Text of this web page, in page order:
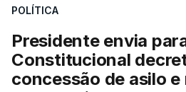
sistema mais simples, mais
"Sempre que seja possível
eliminar sobreposições e
POLÍTICA
Presidente envia
Constitucional
concessão de asilo